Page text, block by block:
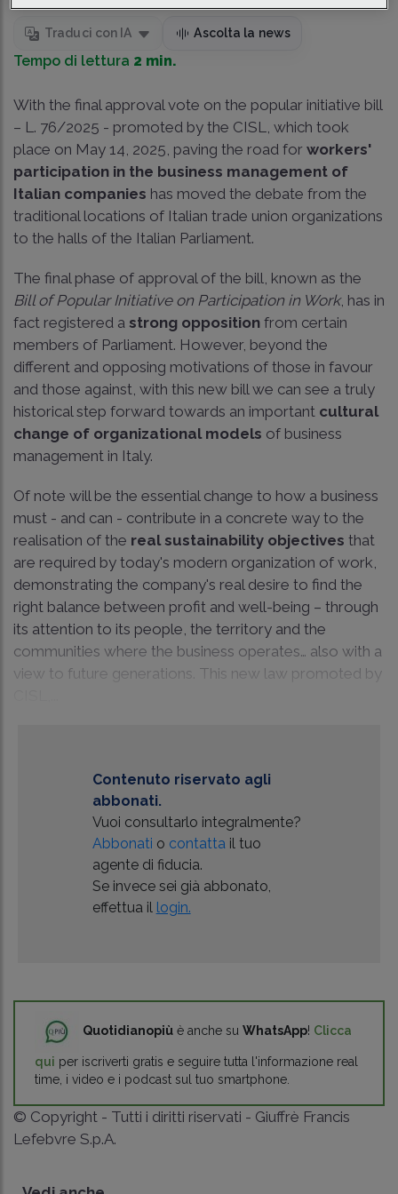
Traduci con IA Ascolta la news
Tempo di lettura 2 min.
With the final approval vote on the popular initiative bill
– L. 76/2025 - promoted by the CISL, which took
place on May 14, 2025, paving the road for workers'
participation in the business management of
Italian companies has moved the debate from the
traditional locations of Italian trade union organizations
to the halls of the Italian Parliament.
The final phase of approval of the bill, known as the
Bill of Popular Initiative on Participation in Work, has in
fact registered a strong opposition from certain
members of Parliament. However, beyond the
different and opposing motivations of those in favour
and those against, with this new bill we can see a truly
historical step forward towards an important cultural
change of organizational models of business
management in Italy.
Of note will be the essential change to how a business
must - and can - contribute in a concrete way to the
realisation of the real sustainability objectives that
are required by today's modern organization of work,
demonstrating the company's real desire to find the
right balance between profit and well-being – through
its attention to its people, the territory and the
communities where the business operates… also with a
view to future generations. This new law promoted by
Contenuto riservato agli
abbonati.
Vuoi consultarlo integralmente?
Abbonati o contattail tuo
agente di fiducia.
Se invece sei già abbonato,
effettua il login.
Quotidianopiù è anche su WhatsApp! Clicca
qui per iscriverti gratis e seguire tutta l'informazione real
time, i video e i podcast sul tuo smartphone.
© Copyright - Tutti i diritti riservati - Giuffrè Francis
Lefebvre S.p.A.